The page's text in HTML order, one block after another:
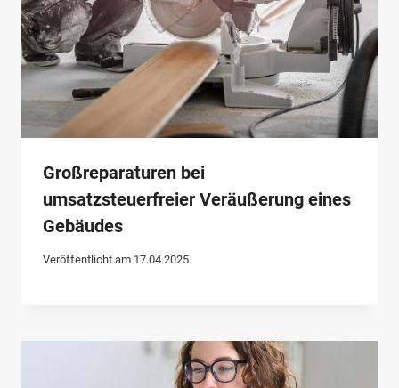
Großreparaturen bei
umsatzsteuerfreier Veräußerung eines
Gebäudes
Veröffentlicht am 17.04.2025